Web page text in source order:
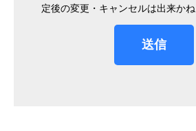
定後の変更・キャンセルは出来かね
送信